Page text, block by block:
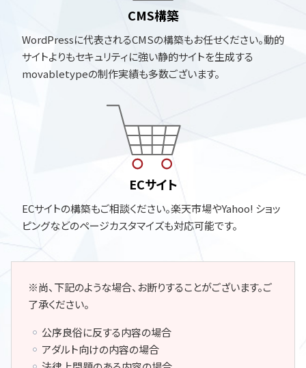
CMS構築
WordPressに代表されるCMSの構築もお任せください。動的
サイトよりもセキュリティに強い静的サイトを生成する
movabletypeの制作実績も多数ございます。
ECサイト
ECサイトの構築もご相談ください。楽天市場やYahoo! ショッ
ピングなどのページカスタマイズも対応可能です。
※尚、下記のような場合、お断りすることがございます。ご
了承ください。
公序良俗に反する内容の場合
アダルト向けの内容の場合